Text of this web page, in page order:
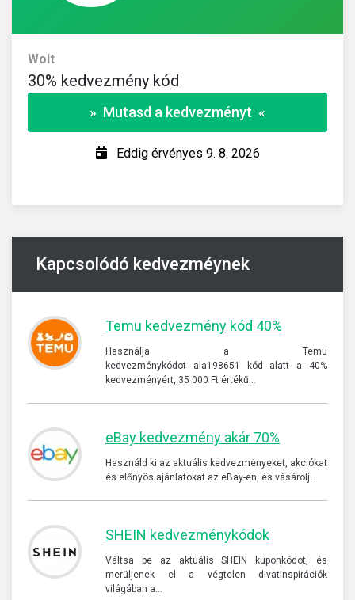
30% kedvezményt
» Kupon másolása «
Eddig érvényes 9. 8. 2026
Kapcsolódó kedvezméynek
Temu kedvezmény kód 40%
Használja a Temu
kedvezménykódot ala198651 kód alatt a 40%
kedvezményért, 35 000 Ft értékű…
eBay kedvezmény akár 70%
Használd ki az aktuális kedvezményeket, akciókat
és előnyös ajánlatokat az eBay-en, és vásárolj…
SHEIN kedvezménykódok
Váltsa be az aktuális SHEIN kuponkódot, és
merüljenek el a végtelen divatinspirációk
világában a…